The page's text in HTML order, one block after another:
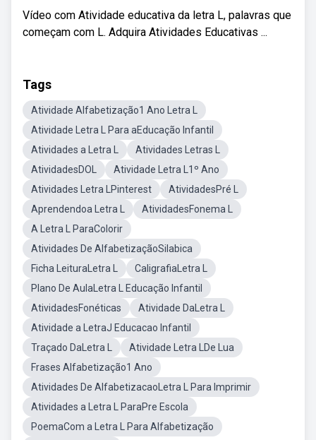
Vídeo com Atividade educativa da letra L, palavras que
começam com L. Adquira Atividades Educativas ...
Tags
Atividade Alfabetização1 Ano Letra L
Atividade Letra L Para aEducação Infantil
Atividades a Letra L
Atividades Letras L
AtividadesDOL
Atividade Letra L1º Ano
Atividades Letra LPinterest
AtividadesPré L
Aprendendoa Letra L
AtividadesFonema L
A Letra L ParaColorir
Atividades De AlfabetizaçãoSilabica
Ficha LeituraLetra L
CaligrafiaLetra L
Plano De AulaLetra L Educação Infantil
AtividadesFonéticas
Atividade DaLetra L
Atividade a LetraJ Educacao Infantil
Traçado DaLetra L
Atividade Letra LDe Lua
Frases Alfabetização1 Ano
Atividades De AlfabetizacaoLetra L Para Imprimir
Atividades a Letra L ParaPre Escola
PoemaCom a Letra L Para Alfabetização